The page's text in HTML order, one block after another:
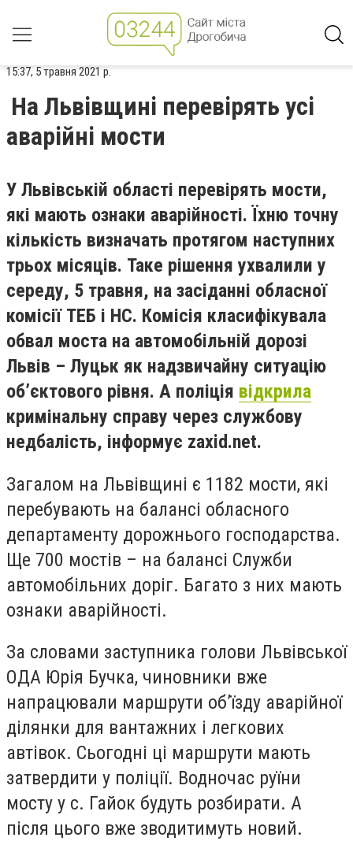
15:37, 5 травня 2021 р.
На Львівщині перевірять усі
аварійні мости
У Львівській області перевірять мости,
які мають ознаки аварійності. Їхню точну
кількість визначать протягом наступних
трьох місяців. Таке рішення ухвалили у
середу, 5 травня, на засіданні обласної
комісії ТЕБ і НС. Комісія класифікувала
обвал моста на автомобільній дорозі
Львів – Луцьк як надзвичайну ситуацію
об’єктового рівня. А поліція відкрила
кримінальну справу через службову
недбалість, інформує zaxid.net.
Загалом на Львівщині є 1182 мости, які
перебувають на балансі обласного
департаменту дорожнього господарства.
Ще 700 мостів – на балансі Служби
автомобільних доріг. Багато з них мають
ознаки аварійності.
За словами заступника голови Львівської
ОДА Юрія Бучка, чиновники вже
напрацювали маршрути об’їзду аварійної
ділянки для вантажних і легкових
автівок. Сьогодні ці маршрути мають
затвердити у поліції. Водночас руїни
мосту у с. Гайок будуть розбирати. А
після цього вже зводитимуть новий.